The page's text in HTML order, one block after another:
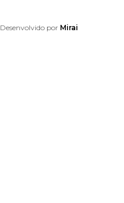
Desenvolvido por Mirai